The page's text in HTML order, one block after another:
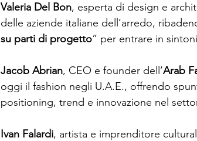
Valeria Del Bon, esperta di design e
delle aziende italiane dell’arredo,
su parti di progetto” per entrare in
Jacob Abrian, CEO e founder dell’Arab
oggi il fashion negli U.A.E., offrendo
positioning, trend e innovazione nel
Ivan Falardi, artista e imprenditore